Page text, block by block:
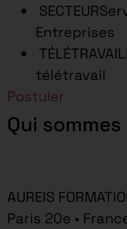
Entreprises
télétravail
Postuler
Qui
AUREIS
Paris 20e •